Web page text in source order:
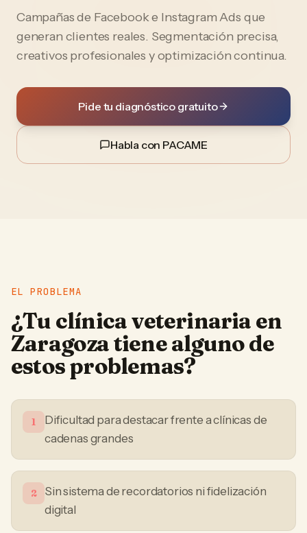
Campañas de Facebook e Instagram Ads que
generan clientes reales. Segmentación precisa,
creativos profesionales y optimización continua.
Pide tu diagnóstico gratuito
Habla con PACAME
EL PROBLEMA
¿Tu clínica veterinaria en
Zaragozatiene alguno de
estos problemas?
1
Dificultad para destacar frente a clínicas de
cadenas grandes
2
Sin sistema de recordatorios ni fidelización
digital